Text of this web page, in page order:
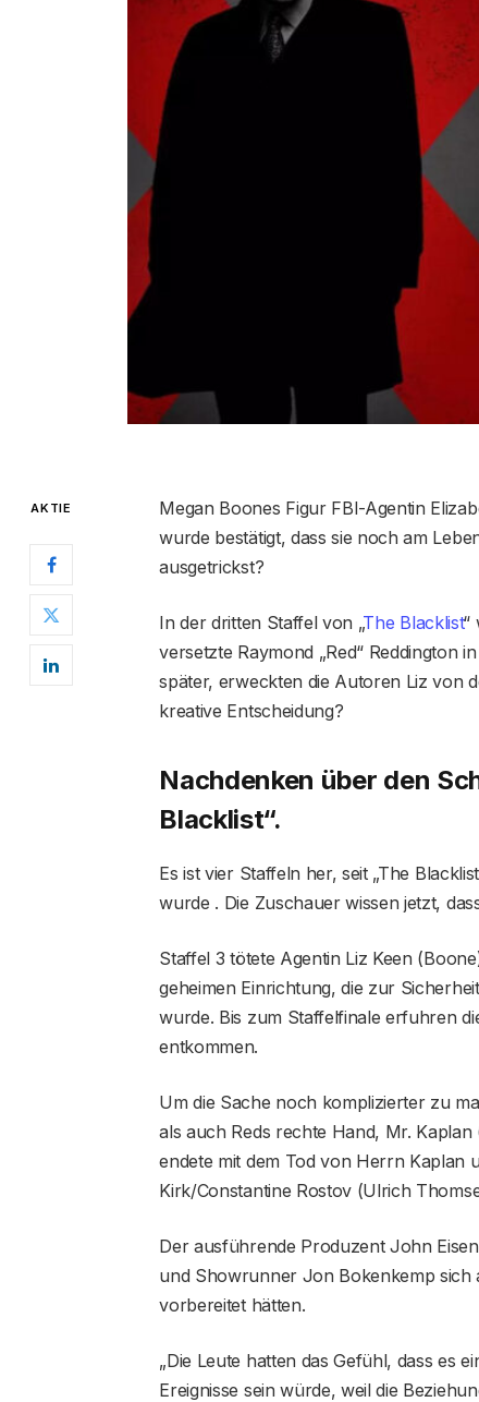
AKTIE
Megan Boones Figur FBI-Agentin
wurde bestätigt, dass sie noch am
ausgetrickst?
In der dritten Staffel von „The Blacklist“
versetzte Raymond „Red“ Reddington
später, erweckten die Autoren Liz von
kreative Entscheidung?
Nachdenken über den
Blacklist“.
Es ist vier Staffeln her, seit „The
wurde . Die Zuschauer wissen jetzt,
Staffel 3 tötete Agentin Liz Keen
geheimen Einrichtung, die zur
wurde. Bis zum Staffelfinale erfuhren
entkommen.
Um die Sache noch komplizierter zu
als auch Reds rechte Hand, Mr.
endete mit dem Tod von Herrn
Kirk/Constantine Rostov (Ulrich
Der ausführende Produzent John
und Showrunner Jon Bokenkemp sich
vorbereitet hätten.
„Die Leute hatten das Gefühl, dass es
Ereignisse sein würde, weil die